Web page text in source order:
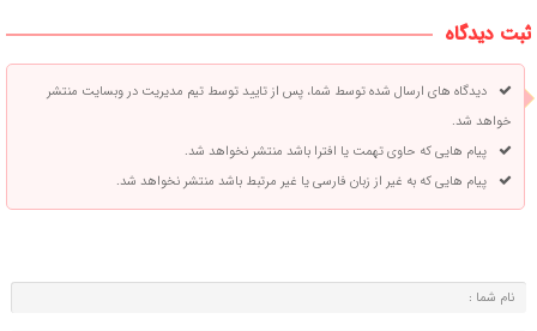
ثبت دیدگاه
دیدگاه های ارسال شده توسط شما، پس از تایید توسط تیم مدیریت در وبسایت منتشر
خواهد شد.
پیام هایی که حاوی تهمت یا افترا باشد منتشر نخواهد شد.
پیام هایی که به غیر از زبان فارسی یا غیر مرتبط باشد منتشر نخواهد شد.